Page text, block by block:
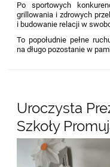
Po sportowych
grillowania i zdrowych
i budowanie relacji w
To popołudnie pełne
na długo pozostanie w
Uroczysta
Szkoły